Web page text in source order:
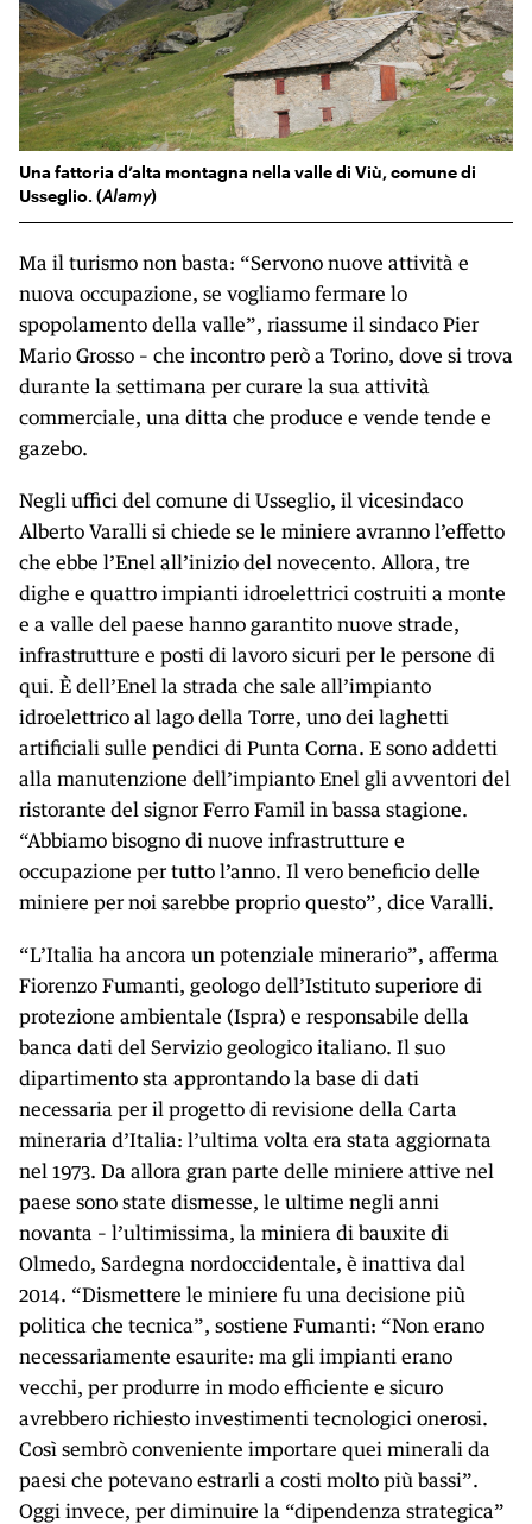
Una fattoria d’alta montagna nella valle di Viù, comune di
Usseglio. (Alamy)
Ma il turismo non basta: “Servono nuove attività e
nuova occupazione, se vogliamo fermare lo
spopolamento della valle”, riassume il sindaco Pier
Mario Grosso – che incontro però a Torino, dove si trova
durante la settimana per curare la sua attività
commerciale, una ditta che produce e vende tende e
gazebo.
Negli uffici del comune di Usseglio, il vicesindaco
Alberto Varalli si chiede se le miniere avranno l’effetto
che ebbe l’Enel all’inizio del novecento. Allora, tre
dighe e quattro impianti idroelettrici costruiti a monte
e a valle del paese hanno garantito nuove strade,
infrastrutture e posti di lavoro sicuri per le persone di
qui. È dell’Enel la strada che sale all’impianto
idroelettrico al lago della Torre, uno dei laghetti
artificiali sulle pendici di Punta Corna. E sono addetti
alla manutenzione dell’impianto Enel gli avventori del
ristorante del signor Ferro Famil in bassa stagione.
“Abbiamo bisogno di nuove infrastrutture e
occupazione per tutto l’anno. Il vero beneficio delle
miniere per noi sarebbe proprio questo”, dice Varalli.
“L’Italia ha ancora un potenziale minerario”, afferma
Fiorenzo Fumanti, geologo dell’Istituto superiore di
protezione ambientale (Ispra) e responsabile della
banca dati del Servizio geologico italiano. Il suo
dipartimento sta approntando la base di dati
necessaria per il progetto di revisione della Carta
mineraria d’Italia: l’ultima volta era stata aggiornata
nel 1973. Da allora gran parte delle miniere attive nel
paese sono state dismesse, le ultime negli anni
novanta – l’ultimissima, la miniera di bauxite di
Olmedo, Sardegna nordoccidentale, è inattiva dal
2014. “Dismettere le miniere fu una decisione più
politica che tecnica”, sostiene Fumanti: “Non erano
necessariamente esaurite: ma gli impianti erano
vecchi, per produrre in modo efficiente e sicuro
avrebbero richiesto investimenti tecnologici onerosi.
Così sembrò conveniente importare quei minerali da
paesi che potevano estrarli a costi molto più bassi”.
Oggi invece, per diminuire la “dipendenza strategica”